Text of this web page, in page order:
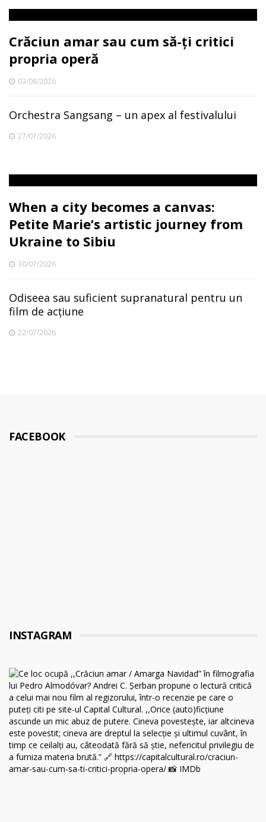
Crăciun amar sau cum să-ți critici
propria operă
03/08/2026
Orchestra Sangsang – un apex al festivalului
27/07/2026
When a city becomes a canvas:
Petite Marie’s artistic journey from
Ukraine to Sibiu
30/07/2026
Odiseea sau suficient supranatural pentru un
film de acțiune
22/07/2026
FACEBOOK
INSTAGRAM